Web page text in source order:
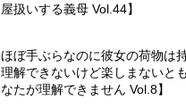
屋扱いする義母 Vol.44】
ほぼ手ぶらなのに彼女の荷物は
理解できないけど楽しまないと
なたが理解できません Vol.8】